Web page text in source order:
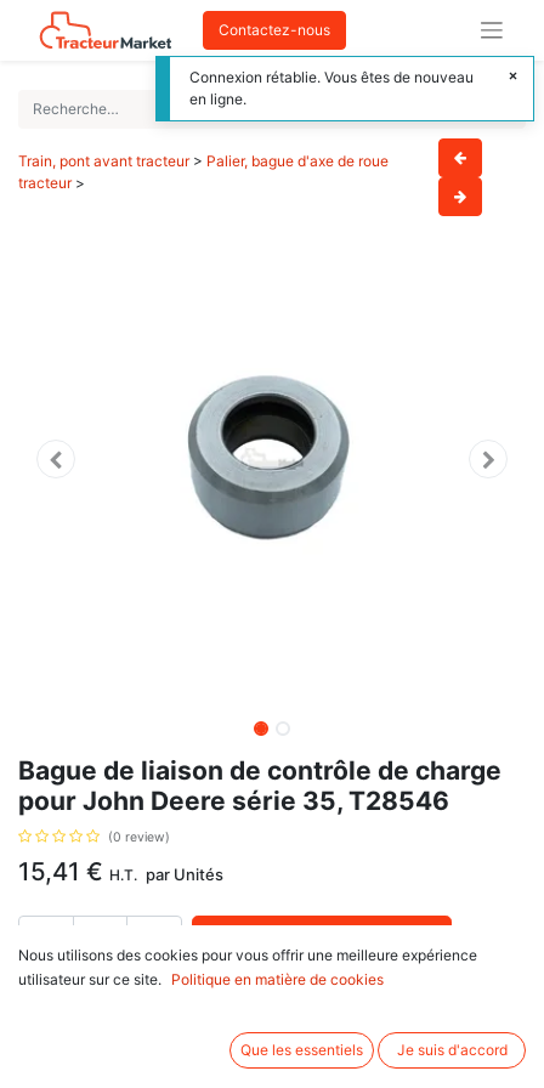
Contactez-nous
Train, pont avant tracteur> Palier, bague d'axe de roue
tracteur>
Bague de liaison de contrôle de charge
pour John Deere série 35, T28546
(0 review)
15,41 € H.T. par Unités
Délai de livraison : 1 semaine
Bague de liaison de contrôle de charge, avec pour référence d'origine
Nous utilisons des cookies pour vous offrir une meilleure expérience
utilisateur sur ce site.
Politique en matière de cookies
Que les essentiels Je suis d'accord
Connexion rétablie. Vous êtes de nouveau
en ligne.